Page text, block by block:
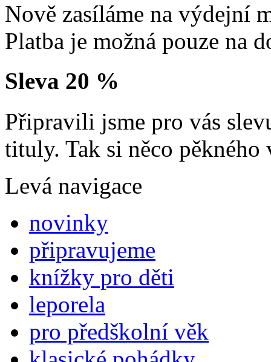
Nově zasíláme na výdejní
Platba je možná pouze na
Sleva 20 %
Připravili jsme pro vás
tituly. Tak si něco pěkného
Levá navigace
novinky
připravujeme
knížky pro děti
leporela
pro předškolní věk